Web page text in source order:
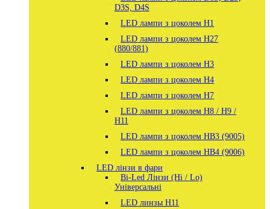
D3S, D4S
LED лампи з цоколем H1
LED лампи з цоколем H27
(880/881)
LED лампи з цоколем H3
LED лампи з цоколем H4
LED лампи з цоколем H7
LED лампи з цоколем H8 / H9 /
H11
LED лампи з цоколем HB3 (9005)
LED лампи з цоколем HB4 (9006)
LED лінзи в фари
Bi-Led Лінзи (Hi / Lo)
Універсальні
LED линзы H11